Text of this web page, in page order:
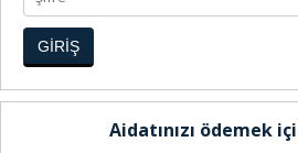
GİRİŞ
Aidatınızı ödemek